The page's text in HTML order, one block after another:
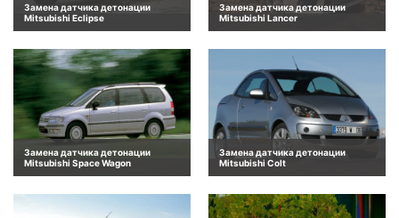
Замена датчика детонации
Mitsubishi Eclipse
Замена датчика детонации
Mitsubishi Lancer
Замена датчика детонации
Mitsubishi Space Wagon
Замена датчика детонации
Mitsubishi Colt